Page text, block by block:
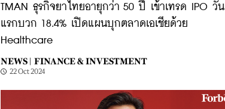
TMAN ธุรกิจยาไทยอายุกว่า 50 ปี เข้าเทรด IPO วัน
แรกบวก 18.4% เปิดแผนบุกตลาดเอเชียด้วย
Healthcare
NEWS | FINANCE & INVESTMENT
22 Oct 2024